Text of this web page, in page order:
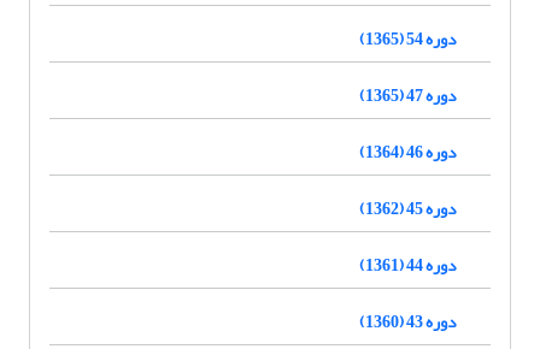
دوره 54 (1365)
دوره 47 (1365)
دوره 46 (1364)
دوره 45 (1362)
دوره 44 (1361)
دوره 43 (1360)